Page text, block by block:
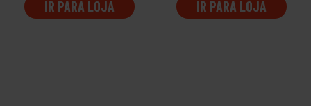
IR PARA LOJA IR PARA LOJA